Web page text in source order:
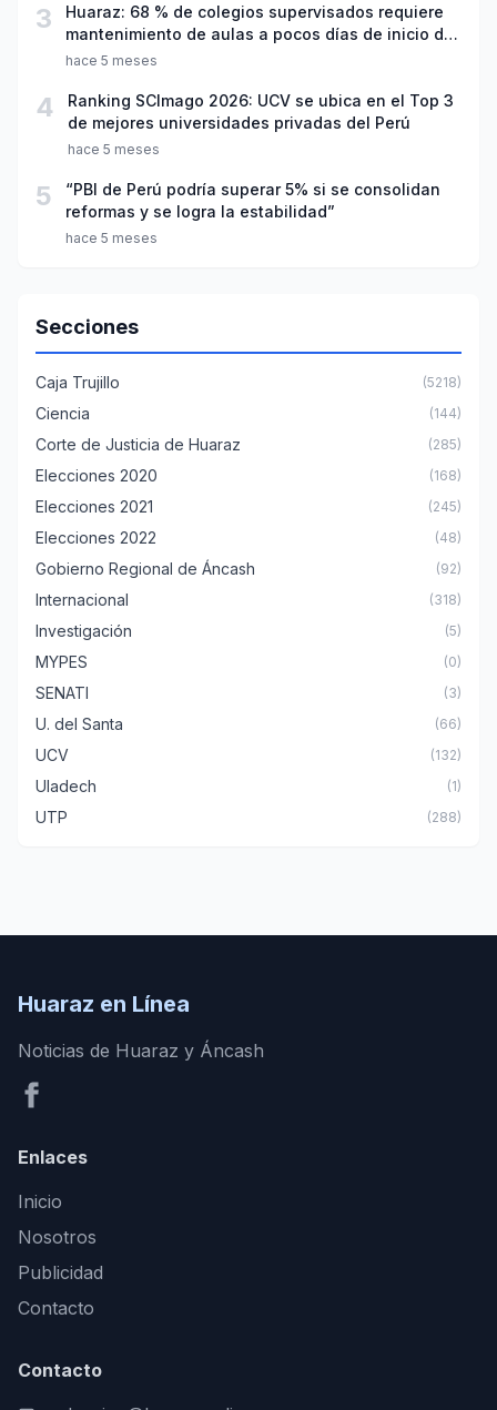
3
Huaraz: 68 % de colegios supervisados requiere
mantenimiento de aulas a pocos días de inicio del
año escolar 2026
hace 5 meses
4
Ranking SCImago 2026: UCV se ubica en el Top 3
de mejores universidades privadas del Perú
hace 5 meses
5
“PBI de Perú podría superar 5% si se consolidan
reformas y se logra la estabilidad”
hace 5 meses
Secciones
Caja Trujillo (5218)
Ciencia (144)
Corte de Justicia de Huaraz (285)
Elecciones 2020 (168)
Elecciones 2021 (245)
Elecciones 2022 (48)
Gobierno Regional de Áncash (92)
Internacional (318)
Investigación (5)
MYPES (0)
SENATI (3)
U. del Santa (66)
UCV (132)
Uladech (1)
UTP (288)
Huaraz en Línea
Noticias de Huaraz y Áncash
Enlaces
Inicio
Nosotros
Publicidad
Contacto
Contacto